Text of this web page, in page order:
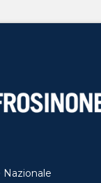
Nazionale